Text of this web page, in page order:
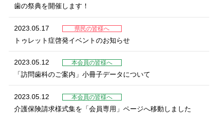
歯の祭典を開催します！
2023.05.17 県民の皆様へ
トゥレット症啓発イベントのお知らせ
2023.05.12 本会員の皆様へ
「訪問歯科のご案内」小冊子データについて
2023.05.12 本会員の皆様へ
介護保険請求様式集を「会員専用」ページへ移動しました